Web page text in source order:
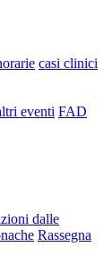
casi clinici
eventi FAD
dalle
Rassegna